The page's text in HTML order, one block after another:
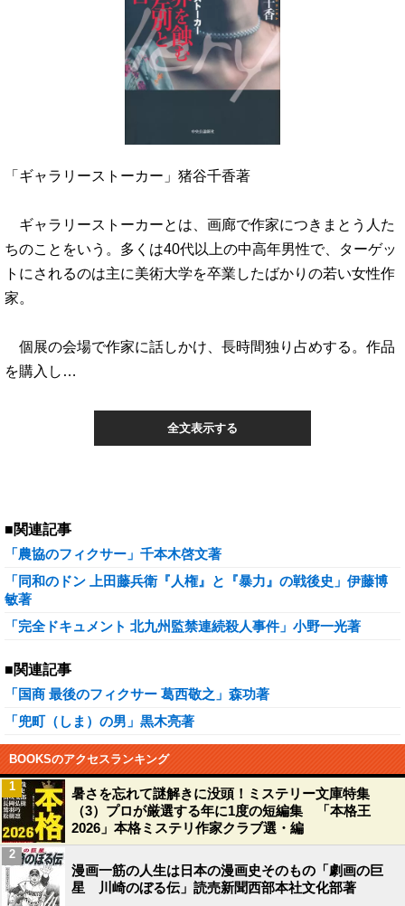
「ギャラリーストーカー」猪谷千香著
ギャラリーストーカーとは、画廊で作家につきまとう人た
ちのことをいう。多くは40代以上の中高年男性で、ターゲッ
トにされるのは主に美術大学を卒業したばかりの若い女性作
家。
個展の会場で作家に話しかけ、長時間独り占めする。作品
を購入し…
全文表示する
■関連記事
「農協のフィクサー」千本木啓文著
「同和のドン 上田藤兵衛『人権』と『暴力』の戦後史」伊藤博
敏著
「完全ドキュメント 北九州監禁連続殺人事件」小野一光著
■関連記事
「国商 最後のフィクサー 葛西敬之」森功著
「兜町（しま）の男」黒木亮著
BOOKSのアクセスランキング
暑さを忘れて謎解きに没頭！ミステリー文庫特集
（3）プロが厳選する年に1度の短編集 「本格王
2026」本格ミステリ作家クラブ選・編
1
漫画一筋の人生は日本の漫画史そのもの「劇画の巨
星 川崎のぼる伝」読売新聞西部本社文化部著
2